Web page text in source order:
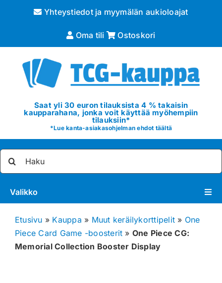
Yhteystiedot ja myymälän aukioloajat
Oma tili Ostoskori
Saat yli 30 euron tilauksista 4 % takaisin
kaupparahana, jonka voit käyttää myöhempiin
tilauksiin*
*Lue kanta-asiakasohjelman ehdot täältä
Valikko
Pokémon
Etusivu » Kauppa » Muut keräilykorttipelit » One
Piece Card Game -boosterit » One Piece CG:
Memorial Collection Booster Display